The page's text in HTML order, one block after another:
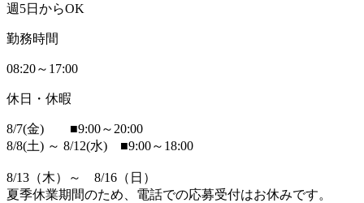
週5日からOK
勤務時間
08:20～17:00
休日・休暇
8/7(金) ■9:00～20:00
8/8(土) ～ 8/12(水) ■9:00～18:00
8/13（木）～ 8/16（日）
夏季休業期間のため、電話での応募受付はお休みです。